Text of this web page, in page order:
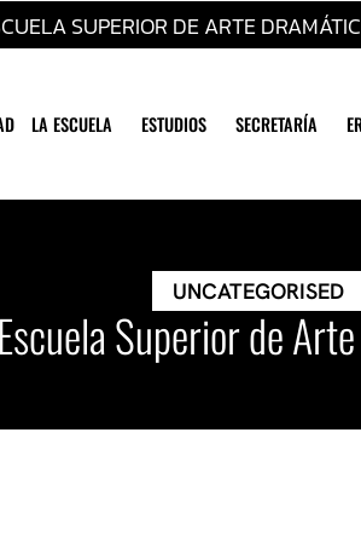
SUPERIOR DE ARTE
LA ESCUELA ESTUDIOS SECRETARÍA
UNCATEGORISED
Superior de